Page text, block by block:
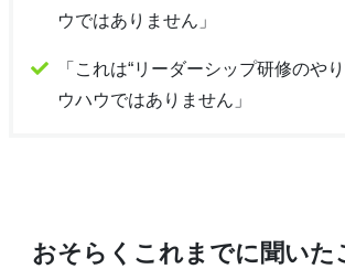
ウではありません」
「これは“リーダーシップ研修のや
ウハウではありません」
おそらくこれまでに聞いた